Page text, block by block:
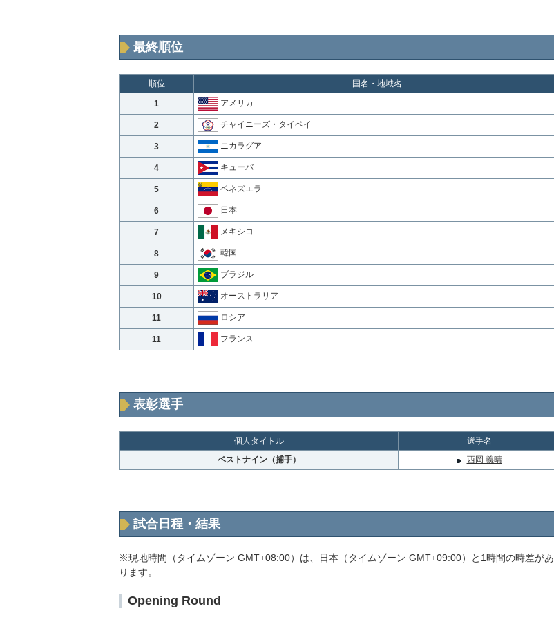
最終順位
順位 国名・地域名
1 アメリカ
2 チャイニーズ・タイペイ
3 ニカラグア
4 キューバ
5 ベネズエラ
6 日本
7 メキシコ
8 韓国
9 ブラジル
10 オーストラリア
11 ロシア
11 フランス
表彰選手
個人タイトル
選手名
ベストナイン（捕手）
西岡 義晴
試合日程・結果
※現地時間（タイムゾーン GMT+08:00）は、日本（タイムゾーン GMT+09:00）と1時間の時差があ
ります。
Opening Round